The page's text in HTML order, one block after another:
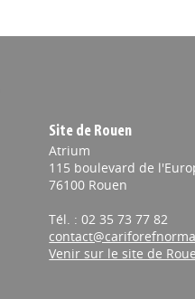
Site de Rouen
Atrium
115 boulevard de
76100 Rouen
Tél. : 02 35 73 77 82
Venir sur le site de